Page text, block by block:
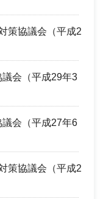
策協議会（平成2
会（平成29年3
会（平成27年6
策協議会（平成2